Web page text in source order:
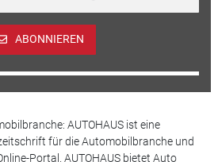
ABONNIEREN
AUTOHAUS ist eine
für die Automobilbranche und
Portal. AUTOHAUS bietet Auto